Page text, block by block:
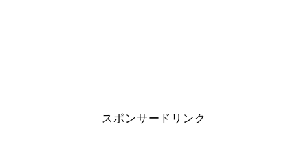
スポンサードリンク